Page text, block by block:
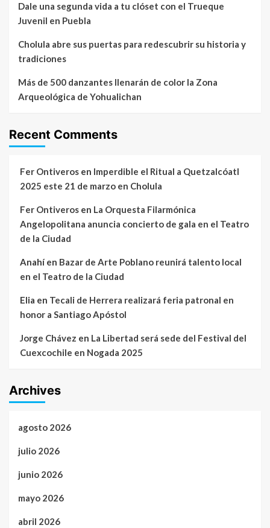
Dale una segunda vida a tu clóset con el Trueque
Juvenil en Puebla
Cholula abre sus puertas para redescubrir su historia y
tradiciones
Más de 500 danzantes llenarán de color la Zona
Arqueológica de Yohualichan
Recent Comments
Fer Ontiveros en Imperdible el Ritual a Quetzalcóatl
2025 este 21 de marzo en Cholula
Fer Ontiveros en La Orquesta Filarmónica
Angelopolitana anuncia concierto de gala en el Teatro
de la Ciudad
Anahíen Bazar de Arte Poblano reunirá talento local
en el Teatro de la Ciudad
Elia en Tecali de Herrera realizará feria patronal en
honor a Santiago Apóstol
Jorge Chávez en La Libertad será sede del Festival del
Cuexcochile en Nogada 2025
Archives
agosto 2026
julio 2026
junio 2026
mayo 2026
abril 2026